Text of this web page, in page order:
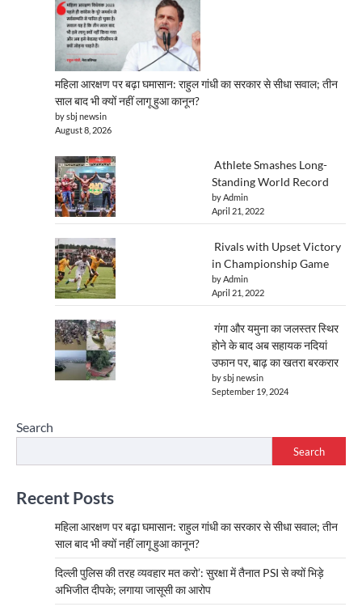
महिला आरक्षण पर बढ़ा घमासान: राहुल गांधी का सरकार से सीधा सवाल; तीन
साल बाद भी क्यों नहीं लागू हुआ कानून?
by sbj newsin
August 8, 2026
Athlete Smashes Long-
Standing World Record
by Admin
April 21, 2022
Rivals with Upset Victory
in Championship Game
by Admin
April 21, 2022
गंगा और यमुना का जलस्तर स्थिर
होने के बाद अब सहायक नदियां
उफान पर, बाढ़ का खतरा बरकरार
by sbj newsin
September 19, 2024
Search
Search
Recent Posts
महिला आरक्षण पर बढ़ा घमासान: राहुल गांधी का सरकार से सीधा सवाल; तीन
साल बाद भी क्यों नहीं लागू हुआ कानून?
दिल्ली पुलिस की तरह व्यवहार मत करो’: सुरक्षा में तैनात PSI से क्यों भिड़े
अभिजीत दीपके; लगाया जासूसी का आरोप